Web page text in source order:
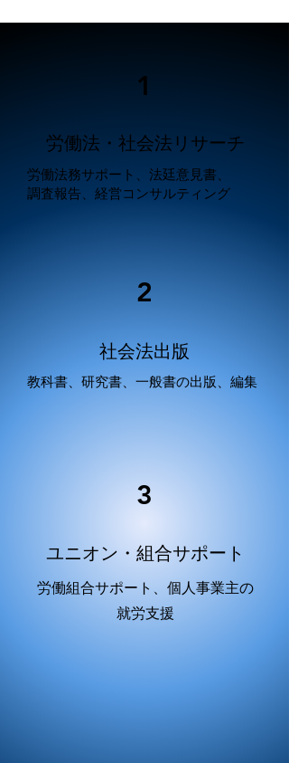
1
​労働法・社会法リサーチ
労働法務サポート、法廷意見書、
調査報告、経営コンサルティング
2
​社会法出版
​教科書、研究書、一般書の出版、編集
3
​ユニオン・組合サポート
​労働組合サポート、個人事業主の
就労支援